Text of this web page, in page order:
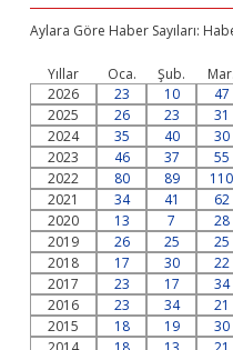
Aylara Göre Haber Sayıları:
Yıllar Oca. Şub. Mar.
2026
23 10 47
2025
26 23 31
2024
35 40 30
2023
46 37 55
2022
80 89 110
2021
34 41 62
2020
13 7 28
2019
26 25 25
2018
17 30 22
2017
23 17 34
2016
23 34 21
2015
18 19 30